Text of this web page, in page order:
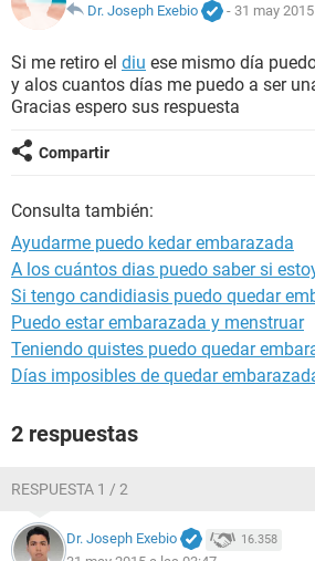
NUTRICIÓN
BIENESTAR
Dr. Joseph Exebio
- 31 may
Si me retiro el diu ese mismo día
y alos cuantos días me puedo a ser
Gracias espero sus respuesta
Compartir
Consulta también:
Ayudarme puedo kedar embarazada
A los cuántos dias puedo saber si
Si tengo candidiasis puedo quedar
Puedo estar embarazada y menstruar
Teniendo quistes puedo quedar
Días imposibles de quedar
2 respuestas
RESPUESTA 1 / 2
Dr. Joseph Exebio 16.358